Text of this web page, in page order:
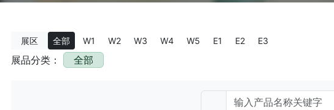
展区 全部 W1 W2 W3 W4 W5 E1 E2 E3
展品分类： 全部